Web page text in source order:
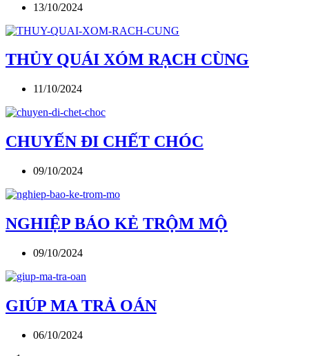
13/10/2024
THỦY QUÁI XÓM RẠCH CÙNG
11/10/2024
CHUYẾN ĐI CHẾT CHÓC
09/10/2024
NGHIỆP BÁO KẺ TRỘM MỘ
09/10/2024
GIÚP MA TRẢ OÁN
06/10/2024